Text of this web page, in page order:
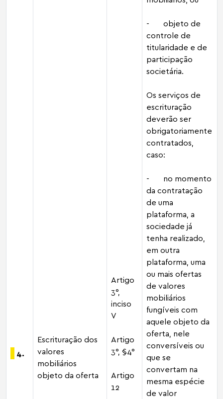
4.
Escrituração dos
valores
mobiliários
objeto da oferta
Artigo
3°,
inciso
V
Artigo
3°, §4°
Artigo
12
- objeto de
controle de
titularidade e de
participação
societária.
Os serviços de
escrituração
deverão ser
obrigatoriamente
contratados,
caso:
- no momento
da contratação
de uma
plataforma, a
sociedade já
tenha realizado,
em outra
plataforma, uma
ou mais ofertas
de valores
mobiliários
fungíveis com
aquele objeto da
oferta, nele
conversíveis ou
que se
convertam na
mesma espécie
de valor